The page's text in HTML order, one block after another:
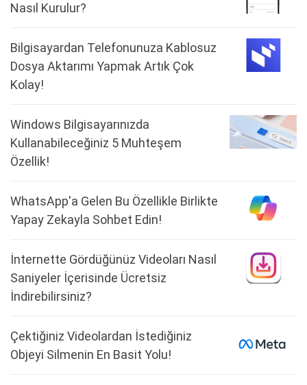
Nasıl Kurulur?
Bilgisayardan Telefonunuza Kablosuz
Dosya Aktarımı Yapmak Artık Çok
Kolay!
Windows Bilgisayarınızda
Kullanabileceğiniz 5 Muhteşem
Özellik!
WhatsApp'a Gelen Bu Özellikle Birlikte
Yapay Zekayla Sohbet Edin!
İnternette Gördüğünüz Videoları Nasıl
Saniyeler İçerisinde Ücretsiz
İndirebilirsiniz?
Çektiğiniz Videolardan İstediğiniz
Objeyi Silmenin En Basit Yolu!